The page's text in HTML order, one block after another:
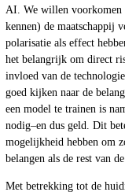
AI. We willen voorkomen
kennen) de maatschappij
polarisatie als effect
het belangrijk om direct
invloed van de
goed kijken naar de
een model te trainen is
nodig–en dus geld. Dit
mogelijkheid hebben om
belangen als de rest van
Met betrekking tot de